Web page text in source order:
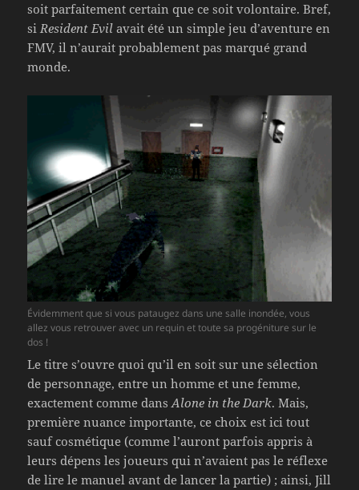
soit parfaitement certain que ce soit volontaire. Bref,
siResident Evil avait été un simple jeu d’aventure en
FMV, il n’aurait probablement pas marqué grand
monde.
Évidemment que si vous pataugez dans une salle inondée, vous
allez vous retrouver avec un requin et toute sa progéniture sur le
dos !
Le titre s’ouvre quoi qu’il en soit sur une sélection
de personnage, entre un homme et une femme,
exactement comme dansAlone in the Dark. Mais,
première nuance importante, ce choix est ici tout
sauf cosmétique (comme l’auront parfois appris à
leurs dépens les joueurs qui n’avaient pas le réflexe
de lire le manuel avant de lancer la partie) ; ainsi, Jill